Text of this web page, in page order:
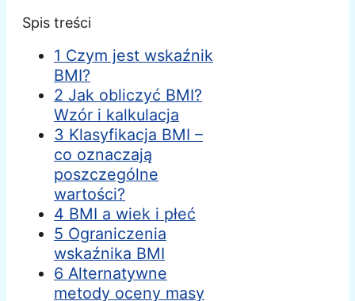
Spis treści
1 Czym jest wskaźnik
BMI?
2 Jak obliczyć BMI?
Wzór i kalkulacja
3 Klasyfikacja BMI –
co oznaczają
poszczególne
wartości?
4 BMI a wiek i płeć
5 Ograniczenia
wskaźnika BMI
6 Alternatywne
metody oceny masy